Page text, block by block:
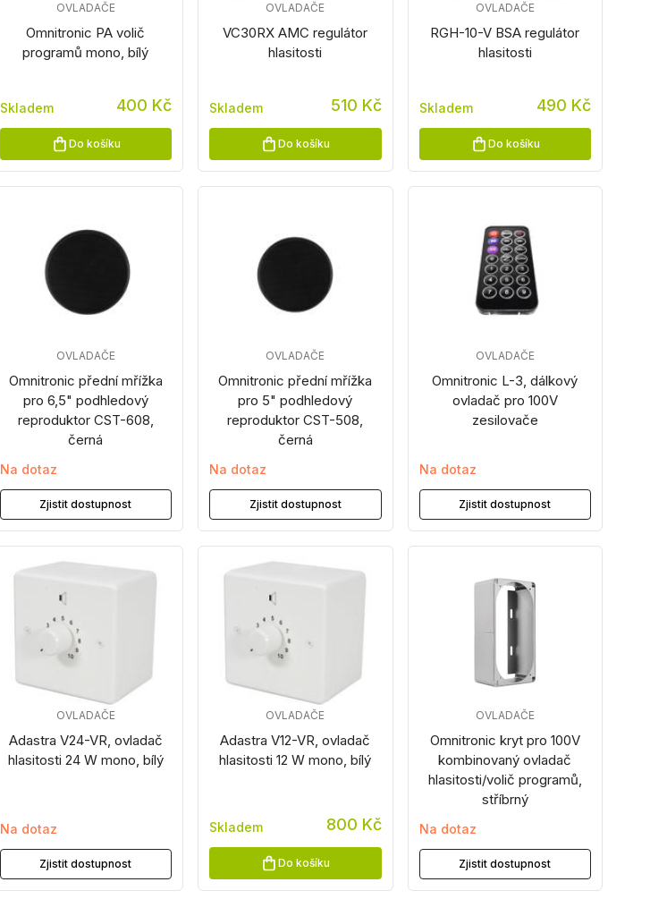
Omnitronic PA volič
programů mono, bílý
OVLADAČE
Skladem 400 Kč
Do košíku
VC30RX AMC regulátor
hlasitosti
OVLADAČE
Skladem 510 Kč
Do košíku
RGH-10-V BSA regulátor
hlasitosti
OVLADAČE
Skladem 490 Kč
Do košíku
Omnitronic přední mřížka
pro 6,5" podhledový
reproduktor CST-608,
černá
OVLADAČE
Na dotaz
Zjistit dostupnost
Omnitronic přední mřížka
pro 5" podhledový
reproduktor CST-508,
černá
OVLADAČE
Na dotaz
Zjistit dostupnost
Omnitronic L-3, dálkový
ovladač pro 100V
zesilovače
OVLADAČE
Na dotaz
Zjistit dostupnost
Adastra V24-VR, ovladač
hlasitosti 24 W mono, bílý
OVLADAČE
Na dotaz
Zjistit dostupnost
Adastra V12-VR, ovladač
hlasitosti 12 W mono, bílý
OVLADAČE
Skladem 800 Kč
Do košíku
Omnitronic kryt pro 100V
kombinovaný ovladač
hlasitosti/volič programů,
stříbrný
OVLADAČE
Na dotaz
Zjistit dostupnost